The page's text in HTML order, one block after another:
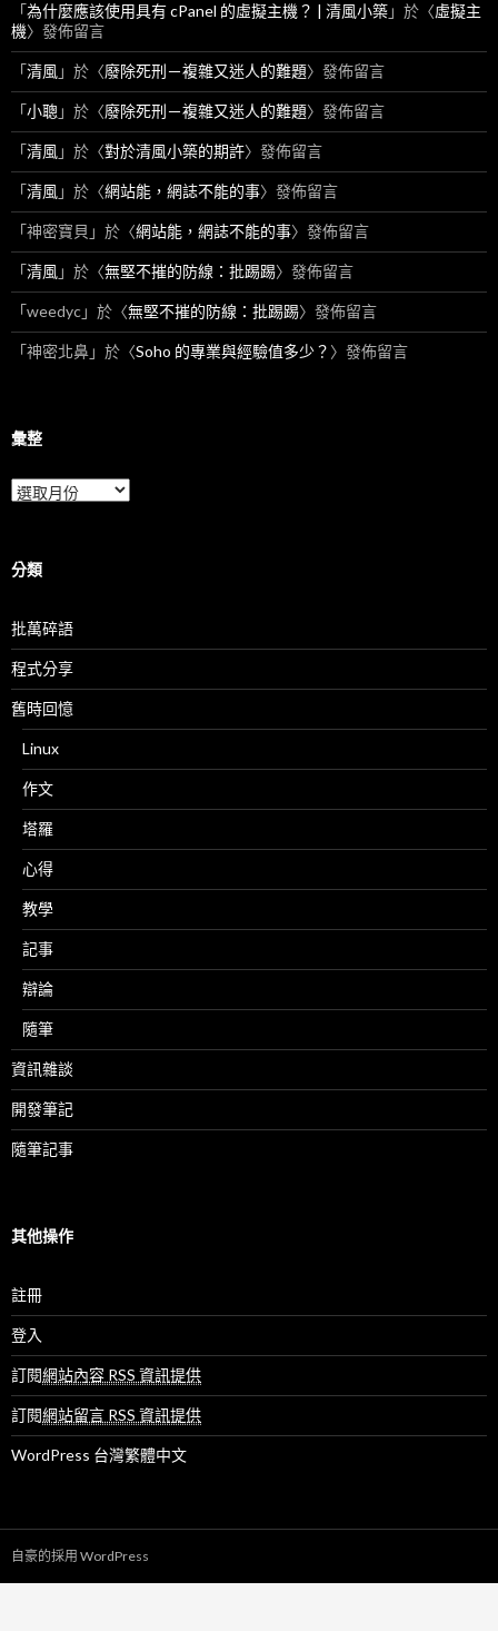
「為什麼應該使用具有 cPanel 的虛擬主機？ | 清風小築」於〈虛擬主
機〉發佈留言
「清風」於〈廢除死刑－複雜又迷人的難題〉發佈留言
「小聰 」於〈廢除死刑－複雜又迷人的難題〉發佈留言
「清風」於〈對於清風小築的期許〉發佈留言
「清風」於〈網站能，網誌不能的事〉發佈留言
「神密寶貝 」於〈網站能，網誌不能的事〉發佈留言
「清風」於〈無堅不摧的防線：批踢踢〉發佈留言
「weedyc」於〈無堅不摧的防線：批踢踢〉發佈留言
「神密北鼻」於〈Soho 的專業與經驗值多少？ 〉發佈留言
彙整
彙
整
分類
批萬碎語
程式分享
舊時回憶
Linux
作文
塔羅
心得
教學
記事
辯論
隨筆
資訊雜談
開發筆記
隨筆記事
其他操作
註冊
登入
訂閱網站內容 RSS 資訊提供
訂閱網站留言 RSS 資訊提供
WordPress 台灣繁體中文
自豪的採用 WordPress